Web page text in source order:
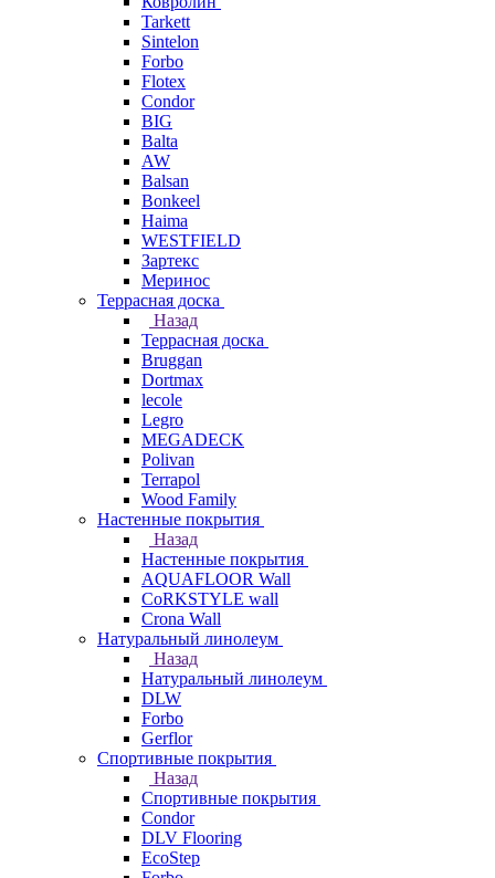
Tarkett
Sintelon
Forbo
Flotex
Condor
BIG
Balta
AW
Balsan
Bonkeel
Haima
WESTFIELD
Зартекс
Меринос
Террасная доска
Назад
Террасная доска
Bruggan
Dortmax
lecole
Legro
MEGADECK
Polivan
Terrapol
Wood Family
Настенные покрытия
Назад
Настенные покрытия
AQUAFLOOR Wall
CoRKSTYLE wall
Crona Wall
Натуральный линолеум
Назад
Натуральный линолеум
DLW
Forbo
Gerflor
Спортивные покрытия
Назад
Спортивные покрытия
Condor
DLV Flooring
EcoStep